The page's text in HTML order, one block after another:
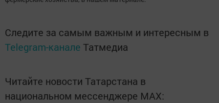
Следите за самым важным и интересным в
Telegram-канале Татмедиа
Читайте новости Татарстана в
национальном мессенджере MАХ: